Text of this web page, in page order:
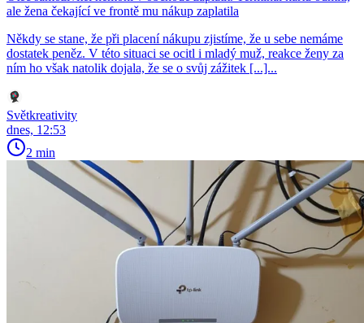
ale žena čekající ve frontě mu nákup zaplatila
Někdy se stane, že při placení nákupu zjistíme, že u sebe nemáme
dostatek peněz. V této situaci se ocitl i mladý muž, reakce ženy za
ním ho však natolik dojala, že se o svůj zážitek [...]...
Světkreativity
dnes, 12:53
2 min